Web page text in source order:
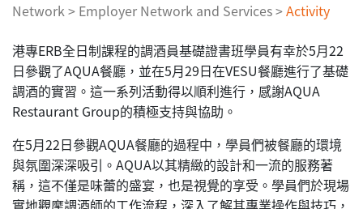
Network> Employer Network and Services>Activity
港專ERB全日制課程的調酒員基礎證書班學員有幸於5月22
日參觀了AQUA餐廳，並在5月29日在VESU餐廳進行了基礎
調酒的實習。這一系列活動得以順利進行，感謝AQUA
Restaurant Group的積極支持與協助。
在5月22日參觀AQUA餐廳的過程中，學員們被餐廳的環境
與氛圍深深吸引。AQUA以其精緻的設計和一流的服務著
稱，這不僅是味蕾的盛宴，也是視覺的享受。學員們於現場
實地觀摩調酒師的工作流程，深入了解其專業操作與技巧，